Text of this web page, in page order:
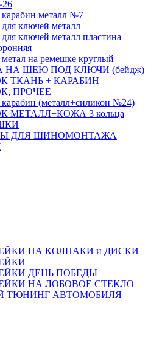
карабин металл №7
ключей металл
ключей металл пластина
на ремешке круглый
НА ШЕЮ ПОД КЛЮЧИ (бейдж)
ТКАНЬ + КАРАБИН
ПРОЧЕЕ
карабин (металл+силикон №24)
МЕТАЛЛ+КОЖА 3 кольца
ДЛЯ ШИНОМОНТАЖА
НА КОЛПАКИ и ДИСКИ
ДЕНЬ ПОБЕДЫ
НА ЛОБОВОЕ СТЕКЛО
ТЮНИНГ АВТОМОБИЛЯ